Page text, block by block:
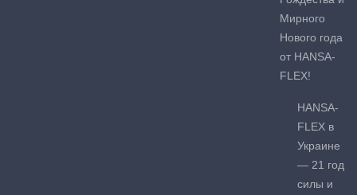
Мирного
Нового года
от HANSA-
FLEX!
HANSA-
FLEX в
Украине
— 21 год
силы и